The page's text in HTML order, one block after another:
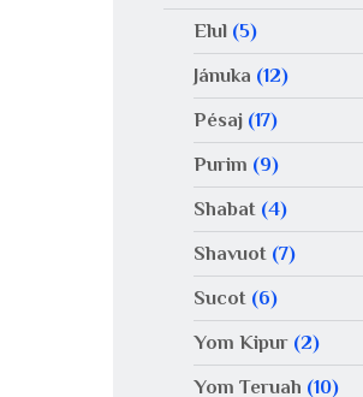
Elul(5)
Jánuka (12)
Pésaj(17)
Purim (9)
Shabat(4)
Shavuot(7)
Sucot(6)
Yom Kipur(2)
Yom Teruah (10)